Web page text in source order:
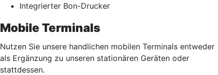
Integrierter Bon-Drucker
Mobile Terminals
Nutzen Sie unsere handlichen mobilen Terminals entweder
als Ergänzung zu unseren stationären Geräten oder
stattdessen.